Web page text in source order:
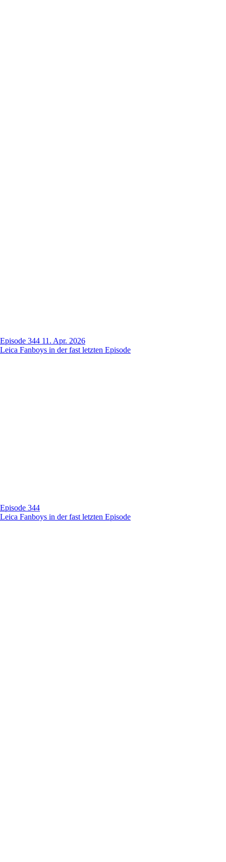
Episode 344 11. Apr. 2026
Leica Fanboys in der fast letzten Episode
Episode 344
Leica Fanboys in der fast letzten Episode